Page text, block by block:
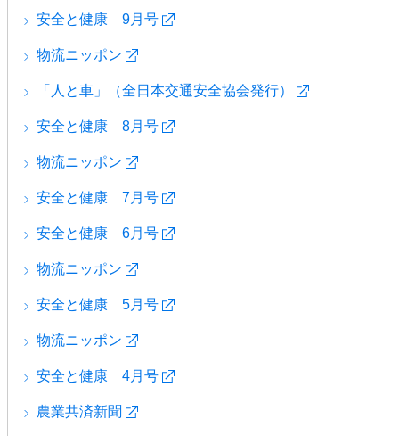
安全と健康 9月号
物流ニッポン
「人と車」（全日本交通安全協会発行）
安全と健康 8月号
物流ニッポン
安全と健康 7月号
安全と健康 6月号
物流ニッポン
安全と健康 5月号
物流ニッポン
安全と健康 4月号
農業共済新聞